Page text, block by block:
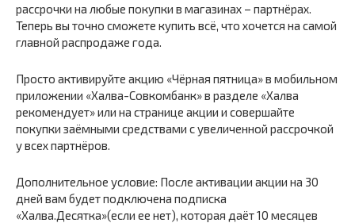
рассрочки на любые покупки в магазинах – партнёрах.
Теперь вы точно сможете купить всё, что хочется на самой
главной распродаже года.
Просто активируйте акцию «Чёрная пятница» в мобильном
приложении «Халва-Совкомбанк» в разделе «Халва
рекомендует» или на странице акции и совершайте
покупки заёмными средствами с увеличенной рассрочкой
у всех партнёров.
Дополнительное условие: После активации акции на 30
дней вам будет подключена подписка
«Халва.Десятка»(если ее нет), которая даёт 10 месяцев